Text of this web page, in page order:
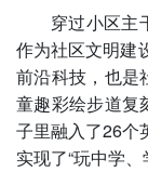
穿过小区主
作为社区文明建
前沿科技，也是
童趣彩绘步道复
子里融入了26个
实现了“玩中学、